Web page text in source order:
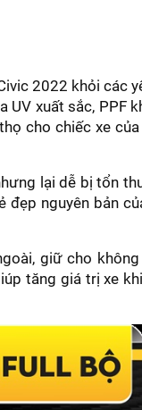
2022 khỏi các
xuất sắc, PPF
cho chiếc xe của
lại dễ bị tổn
đẹp nguyên bản
giữ cho không
tăng giá trị xe